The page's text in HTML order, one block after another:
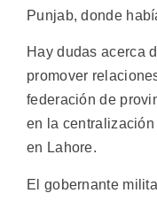
Punjab, donde
Hay dudas acerca
promover
federación de
en la
en Lahore.
El gobernante